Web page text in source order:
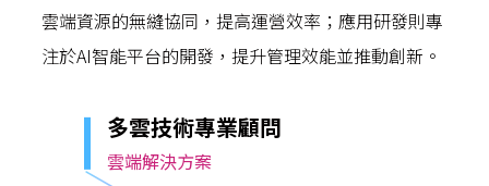
雲端資源的無縫協同，提高運營效率；應用研發則專
注於AI智能平台的開發，提升管理效能並推動創新。
多雲技術專業顧問
雲端解決方案